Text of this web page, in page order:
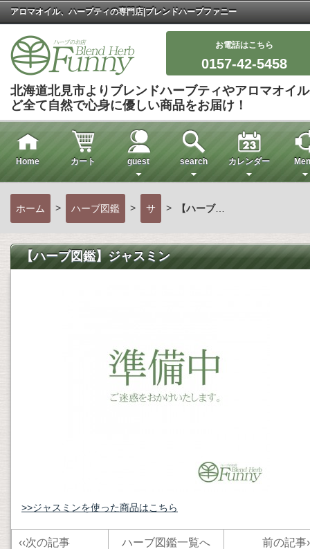
アロマオイル、ハーブティの専門店|ブレンドハーブファニー
お電話はこちら
0157-42-5458
北海道北見市よりブレンドハーブティやアロマオイ
ど全て自然で心身に優しい商品をお届け！
Home カート guest search カレンダー
ホーム > ハーブ図鑑 > サ > 【ハーブ図鑑】ジャスミン
【ハーブ図鑑】ジャスミン
>>ジャスミンを使った商品はこちら
‹‹次の記事 ハーブ図鑑一覧へ 前の記事